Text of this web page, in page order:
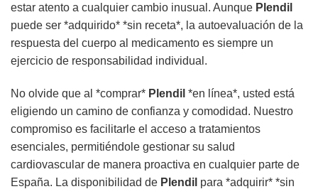
estar atento a cualquier cambio inusual. Aunque Plendil
puede ser *adquirido* *sin receta*, la autoevaluación de la
respuesta del cuerpo al medicamento es siempre un
ejercicio de responsabilidad individual.
No olvide que al *comprar* Plendil *en línea*, usted está
eligiendo un camino de confianza y comodidad. Nuestro
compromiso es facilitarle el acceso a tratamientos
esenciales, permitiéndole gestionar su salud
cardiovascular de manera proactiva en cualquier parte de
España. La disponibilidad de Plendil para *adquirir* *sin